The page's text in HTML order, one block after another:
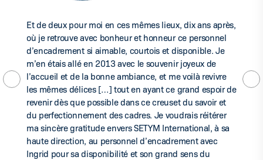
Et de deux pour moi en ces mêmes lieux, dix ans après,
où je retrouve avec bonheur et honneur ce personnel
d’encadrement si aimable, courtois et disponible. Je
m’en étais allé en 2013 avec le souvenir joyeux de
l’accueil et de la bonne ambiance, et me voilà revivre
les mêmes délices […] tout en ayant ce grand espoir de
revenir dès que possible dans ce creuset du savoir et
du perfectionnement des cadres. Je voudrais réitérer
ma sincère gratitude envers SETYM International, à sa
haute direction, au personnel d’encadrement avec
Ingrid pour sa disponibilité et son grand sens du